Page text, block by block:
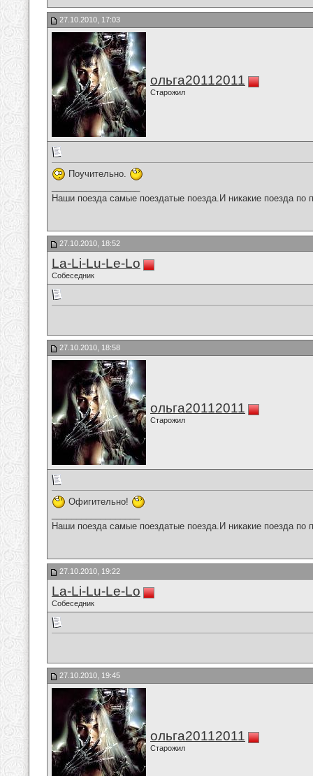
27.10.2010, 17:03
ольга20112011
Старожил
Поучительно.
Наши поезда самые поездатые поезда.И никакие поезда по
27.10.2010, 18:52
La-Li-Lu-Le-Lo
Собеседник
27.10.2010, 18:58
ольга20112011
Старожил
Офигительно!
Наши поезда самые поездатые поезда.И никакие поезда по
27.10.2010, 19:22
La-Li-Lu-Le-Lo
Собеседник
27.10.2010, 19:45
ольга20112011
Старожил